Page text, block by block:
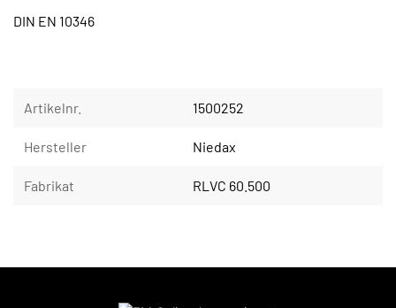
DIN EN 10346
Artikelnr. 1500252
Hersteller Niedax
Fabrikat RLVC 60.500